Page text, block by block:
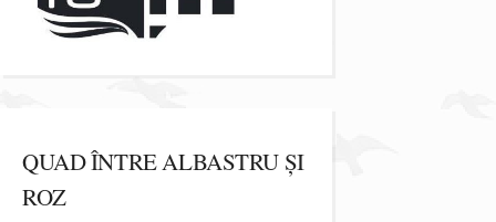
QUAD ÎNTRE ALBASTRU ȘI
ROZ